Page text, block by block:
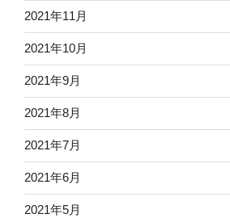
2021年11月
2021年10月
2021年9月
2021年8月
2021年7月
2021年6月
2021年5月